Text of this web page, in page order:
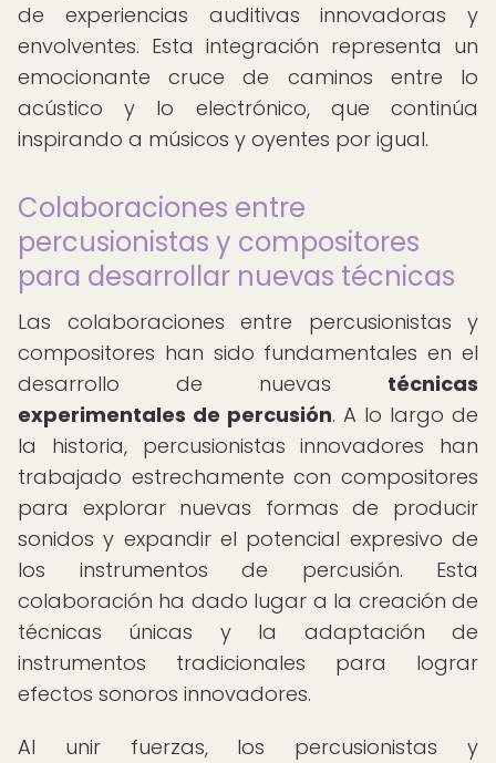
de experiencias auditivas innovadoras y
envolventes. Esta integración representa un
emocionante cruce de caminos entre lo
acústico y lo electrónico, que continúa
inspirando a músicos y oyentes por igual.
Colaboraciones entre
percusionistas y compositores
para desarrollar nuevas técnicas
Las colaboraciones entre percusionistas y
compositores han sido fundamentales en el
desarrollo de nuevas técnicas
experimentales de percusión. A lo largo de
la historia, percusionistas innovadores han
trabajado estrechamente con compositores
para explorar nuevas formas de producir
sonidos y expandir el potencial expresivo de
los instrumentos de percusión. Esta
colaboración ha dado lugar a la creación de
técnicas únicas y la adaptación de
instrumentos tradicionales para lograr
efectos sonoros innovadores.
Al unir fuerzas, los percusionistas y